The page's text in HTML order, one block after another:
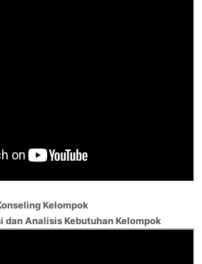
Kelompok
dan Analisis Kebutuhan Kelompok